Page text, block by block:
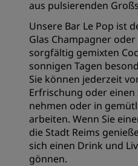
aus pulsierenden
Unsere Bar Le Pop ist
Glas Champagner
sorgfältig gemixten
sonnigen Tagen
Sie können jederzeit
Erfrischung oder einen
nehmen oder in
arbeiten. Wenn Sie
die Stadt Reims
sich einen Drink und
gönnen.